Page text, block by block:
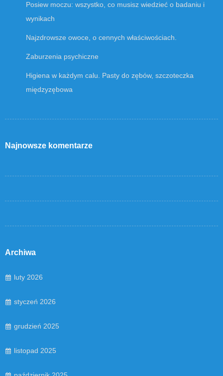
Posiew moczu: wszystko, co musisz wiedzieć o badaniu i
wynikach
Najzdrowsze owoce, o cennych właściwościach.
Zaburzenia psychiczne
Higiena w każdym calu. Pasty do zębów, szczoteczka
międzyzębowa
Najnowsze komentarze
Archiwa
luty 2026
styczeń 2026
grudzień 2025
listopad 2025